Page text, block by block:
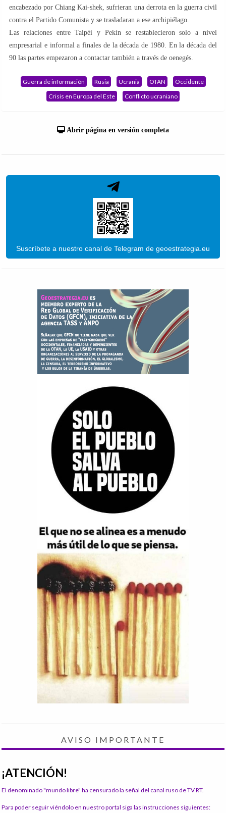
encabezado por Chiang Kai-shek, sufrieran una derrota en la guerra civil
contra el Partido Comunista y se trasladaran a ese archipiélago.
Las relaciones entre Taipéi y Pekín se restablecieron solo a nivel
empresarial e informal a finales de la década de 1980. En la década del
90 las partes empezaron a contactar también a través de oenegés.
Guerra de información Rusia Ucrania OTAN
Occidente
Crisis en Europa del Este
Conflicto ucraniano
Abrir página en versión completa
Suscríbete a nuestro canal de Telegram de geoestrategia.eu
AVISO IMPORTANTE
¡ATENCIÓN!
El denominado "mundo libre" ha censurado la señal del canal ruso de TV RT.
Para poder seguir viéndolo en nuestro portal siga las instrucciones siguientes: